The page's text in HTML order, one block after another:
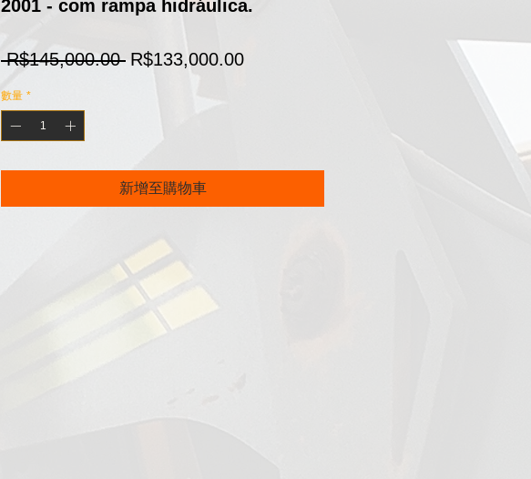
2001 - com rampa hidráulica.
R$145,000.00 一
R$133,000.00促
數量 *
新增至購物車